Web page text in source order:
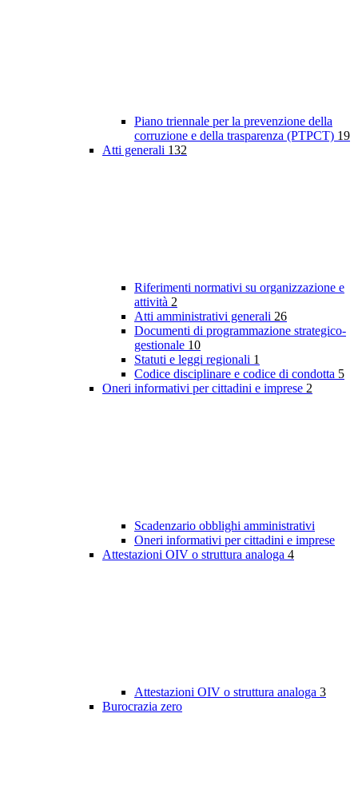
Piano triennale per la prevenzione della
corruzione e della trasparenza (PTPCT) 19
Atti generali 132
Riferimenti normativi su organizzazione e
attività 2
Atti amministrativi generali 26
Documenti di programmazione strategico-
gestionale 10
Statuti e leggi regionali 1
Codice disciplinare e codice di condotta 5
Oneri informativi per cittadini e imprese 2
Scadenzario obblighi amministrativi
Oneri informativi per cittadini e imprese
Attestazioni OIV o struttura analoga 4
Attestazioni OIV o struttura analoga 3
Burocrazia zero